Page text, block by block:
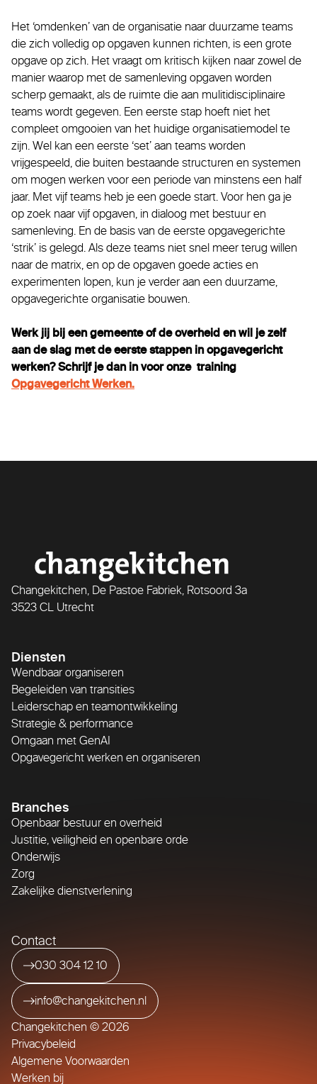
Het ‘omdenken’ van de organisatie naar duurzame teams
die zich volledig op opgaven kunnen richten, is een grote
opgave op zich. Het vraagt om kritisch kijken naar zowel de
manier waarop met de samenleving opgaven worden
scherp gemaakt, als de ruimte die aan mulitidisciplinaire
teams wordt gegeven. Een eerste stap hoeft niet het
compleet omgooien van het huidige organisatiemodel te
zijn. Wel kan een eerste ‘set’ aan teams worden
vrijgespeeld, die buiten bestaande structuren en systemen
om mogen werken voor een periode van minstens een half
jaar. Met vijf teams heb je een goede start. Voor hen ga je
op zoek naar vijf opgaven, in dialoog met bestuur en
samenleving. En de basis van de eerste opgavegerichte
‘strik’ is gelegd. Als deze teams niet snel meer terug willen
naar de matrix, en op de opgaven goede acties en
experimenten lopen, kun je verder aan een duurzame,
opgavegerichte organisatie bouwen.
Werk jij bij een gemeente of de overheid en wil je zelf
aan de slag met de eerste stappen in opgavegericht
werken? Schrijf je dan in voor onze training
Opgavegericht Werken.
Changekitchen, De Pastoe Fabriek, Rotsoord 3a
3523 CL Utrecht
Diensten
Wendbaar organiseren
Begeleiden van transities
Leiderschap en teamontwikkeling
Strategie & performance
Omgaan met GenAI
Opgavegericht werken en organiseren
Branches
Openbaar bestuur en overheid
Justitie, veiligheid en openbare orde
Onderwijs
Zorg
Zakelijke dienstverlening
Contact
030 304 12 10
info@changekitchen.nl
Changekitchen © 2026
Privacybeleid
Algemene Voorwaarden
Werken bij